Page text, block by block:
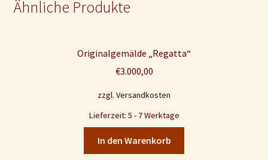
Ähnliche Produkte
Originalgemälde „Regatta“
€3.000,00
zzgl. Versandkosten
Lieferzeit: 5 - 7 Werktage
In den Warenkorb